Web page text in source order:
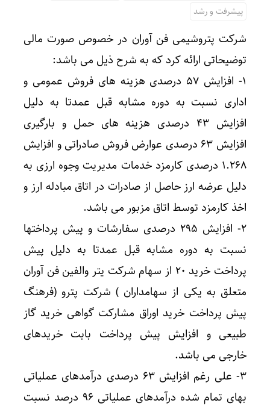
پیشرفت و رشد
شرکت پتروشیمی فن آوران در خصوص صورت مالی
توضیحاتی ارائه کرد که به شرح ذیل می باشد:
۱- افزایش ۵۷ درصدی هزینه های فروش عمومی و
اداری نسبت به دوره مشابه قبل عمدتا به دلیل
افزایش ۴۳ درصدی هزینه های حمل و بارگیری
افزایش ۶۳ درصدی عوارض فروش صادراتی و افزایش
۱.۲۶۸ درصدی کارمزد خدمات مدیریت وجوه ارزی به
دلیل عرضه ارز حاصل از صادرات در اتاق مبادله ارز و
اخذ کارمزد توسط اتاق مزبور می باشد.
۲- افزایش ۲۹۵ درصدی سفارشات و پیش پرداختها
نسبت به دوره مشابه قبل عمدتا به دلیل پیش
پرداخت خرید ۲۰ از سهام شرکت یتر والفین فن آوران
متعلق به یکی از سهامداران ) شرکت پترو (فرهنگ
پیش پرداخت خرید اوراق مشارکت گواهی خرید گاز
طبیعی و افزایش پیش پرداخت بابت خریدهای
خارجی می باشد.
۳- علی رغم افزایش ۶۳ درصدی درآمدهای عملیاتی
بهای تمام شده درآمدهای عملیاتی ۹۶ درصد نسبت